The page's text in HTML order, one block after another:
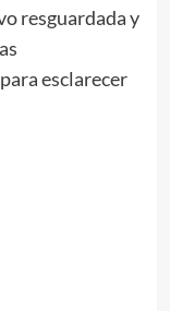
resguardada y
esclarecer